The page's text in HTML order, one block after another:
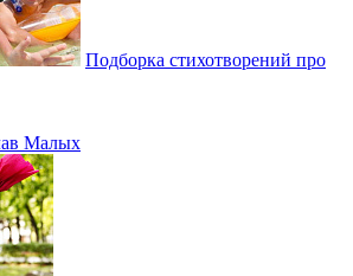
Подборка стихотворений про
Малых